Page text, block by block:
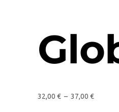
32,00 € – 37,00 €